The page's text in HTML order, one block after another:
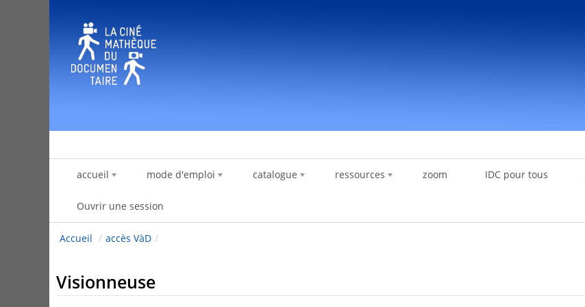
accueil mode d'emploi catalogue ressources zoom IDC pour tous
Ouvrir une session
Accueil / accès VàD /
Visionneuse